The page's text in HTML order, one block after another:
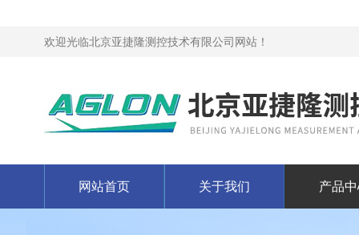
欢迎光临北京亚捷隆测控技术有限公司网站！
网站首页 关于我们 产品